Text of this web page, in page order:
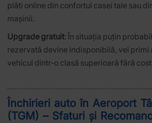
plăti online din confortul casei tale sau
mașinii.
Upgrade gratuit: În situația puțin
rezervată devine indisponibilă, vei primi
vehicul dintr-o clasă superioară fără
Închirieri auto în Aeroport
(TGM) – Sfaturi și